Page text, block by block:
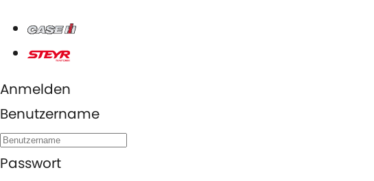
Anmelden
Benutzername
Passwort